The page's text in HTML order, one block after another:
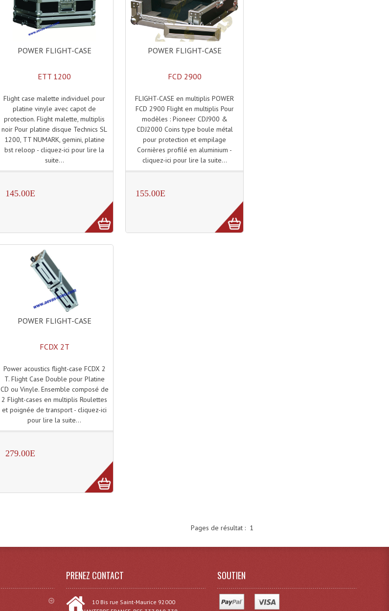
POWER FLIGHT-CASE
ETT 1200
Flight case malette individuel pour
platine vinyle avec capot de
protection. Flight malette, multiplis
noir Pour platine disque Technics SL
1200, TT NUMARK, gemini, platine
bst reloop - cliquez-ici pour lire la
suite...
145.00E
POWER FLIGHT-CASE
FCD 2900
FLIGHT-CASE en multiplis POWER
FCD 2900 Flight en multiplis Pour
modèles : Pioneer CDJ900 &
CDJ2000 Coins type boule métal
pour protection et empilage
Cornières profilé en aluminium -
cliquez-ici pour lire la suite...
155.00E
POWER FLIGHT-CASE
FCDX 2T
Power acoustics flight-case FCDX 2
T. Flight Case Double pour Platine
CD ou Vinyle. Ensemble composé de
2 Flight-cases en multiplis Roulettes
et poignée de transport - cliquez-ici
pour lire la suite...
279.00E
Pages de résultat : 1
PRENEZ CONTACT
10 Bis rue Saint-Maurice 92000
SOUTIEN